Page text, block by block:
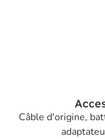
Câble d'origine,